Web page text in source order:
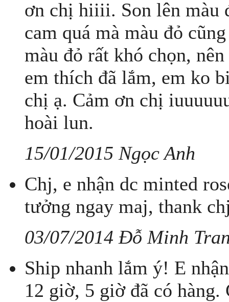
ơn chị hiiii. Son lên màu
cam quá mà màu đỏ
màu đỏ rất khó chọn,
em thích đã lắm, em ko
chị ạ. Cảm ơn chị
hoài lun.
15/01/2015 Ngọc Anh
Chj, e nhận dc minted
tưởng ngay maj, thank
03/07/2014 Đỗ Minh
Ship nhanh lắm ý! E
12 giờ, 5 giờ đã có hàng.